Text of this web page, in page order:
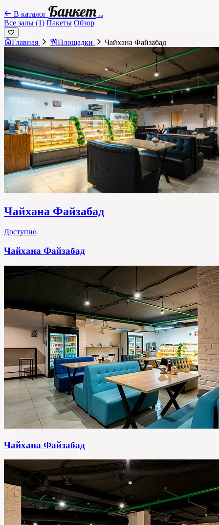
В каталог Банкет .ru
Все залы (1) Пакеты Обзор
Главная Площадки Чайхана Файзабад
Чайхана Файзабад
Доступно
Чайхана Файзабад
Чайхана Файзабад